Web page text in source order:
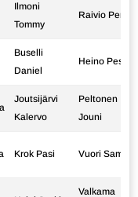
Ilmoni
Tommy
Raivio Pertti
Buselli
Daniel
Heino Pessi
Joutsijärvi
Kalervo
Peltonen
Jouni
Krok Pasi Vuori Sami
Valkama